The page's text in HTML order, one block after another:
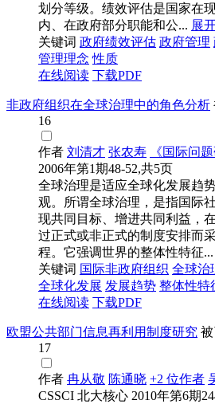
划分等级。绩效评估是国家在
内、在政府部分职能和公... 展
关键词 政府绩效评估 政府管理
管理理念 性质
在线阅读 下载PDF
非政府组织在全球治理中的角色分析
16
作者 刘清才 张农寿 《国际问题
2006年第1期48-52,共5页
全球治理是适应全球化发展趋
观。所谓全球治理，是指国际
现共同目标、增进共同利益，
过正式或非正式的制度安排而
程。它强调世界的整体性特征...
关键词 国际非政府组织 全球治
全球化发展 发展趋势 整体性特
在线阅读 下载PDF
欧盟公共部门信息再利用制度研究 被
17
作者 冉从敬 陈通晓 +2 位作者
CSSCI 北大核心 2010年第6期